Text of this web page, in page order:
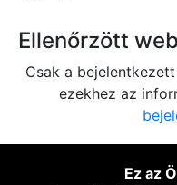
Ellenőrzött
Csak a
ezekhez az
Ez az